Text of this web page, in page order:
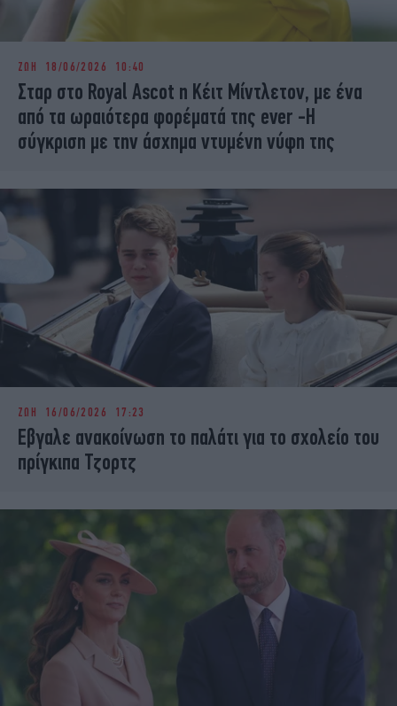
ΖΩΗ 18/06/2026 10:40
Σταρ στο Royal Ascot η Κέιτ Μίντλετον, με ένα
από τα ωραιότερα φορέματά της ever -Η
σύγκριση με την άσχημα ντυμένη νύφη της
ΖΩΗ 16/06/2026 17:23
Εβγαλε ανακοίνωση το παλάτι για το σχολείο του
πρίγκιπα Τζορτζ